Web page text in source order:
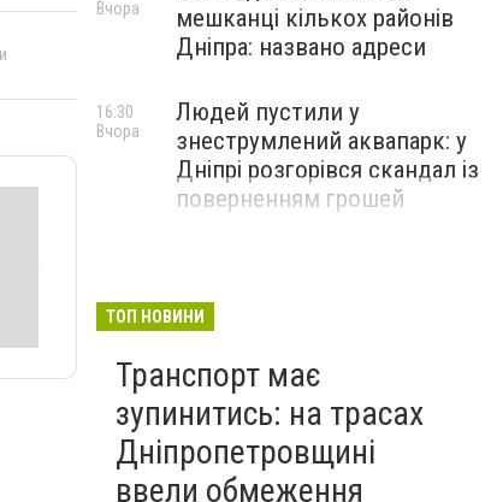
мешканці кількох районів
Дніпра: названо адреси
Вчора
Людей пустили у
знеструмлений аквапарк: у
Дніпрі розгорівся скандал із
поверненням грошей
16:30
Вчора
ТОП НОВИНИ
Транспорт має
зупинитись: на трасах
Дніпропетровщині
ввели обмеження